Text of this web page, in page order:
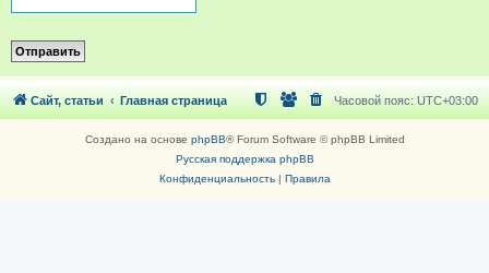
Сайт, статьи Главная страница Часовой пояс: UTC+03:00
Создано на основе phpBB® Forum Software © phpBB Limited
Русская поддержка phpBB
Конфиденциальность| Правила